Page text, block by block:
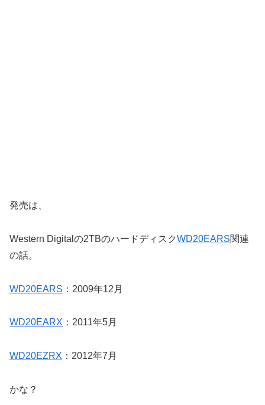
発売は、
Western Digitalの2TBのハードディスクWD20EARS関連
の話。
WD20EARS ：2009年12月
WD20EARX ：2011年5月
WD20EZRX ：2012年7月
かな？